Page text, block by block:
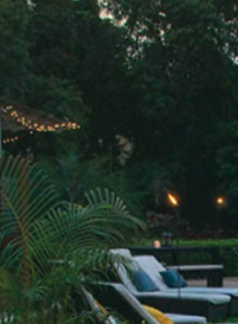
Spas